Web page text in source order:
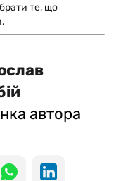
те, що
автора